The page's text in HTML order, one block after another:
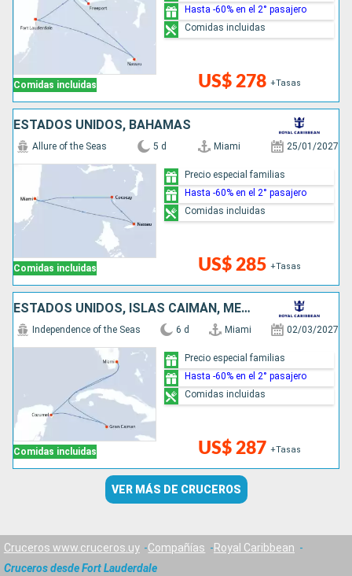
Comidas incluidas US$ 278 +Tasas
Hasta -60% en el 2° pasajero
Comidas incluidas
ESTADOS UNIDOS, BAHAMAS
Comidas incluidas
Allure of the Seas 5 d Miami 25/01/2027
US$ 285 +Tasas
Precio especial familias
Hasta -60% en el 2° pasajero
Comidas incluidas
ESTADOS UNIDOS, ISLAS CAIMÁN, MÉXICO
Comidas incluidas
Independence of the Seas 6 d Miami 02/03/2027
US$ 287 +Tasas
Precio especial familias
Hasta -60% en el 2° pasajero
Comidas incluidas
VER MÁS DE CRUCEROS
Cruceros www.cruceros.uy Compañías
Royal Caribbean
Cruceros desde Fort Lauderdale